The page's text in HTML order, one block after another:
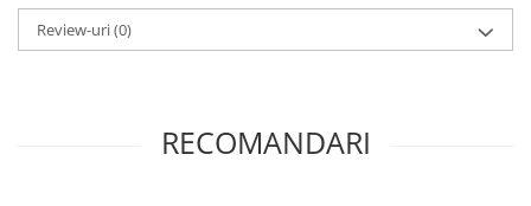
buzunar si iesire pentru sistemul de hidratare
buzunar frontal elastic
spate reglabil
(lungime x latime x inaltime): (mm) 670 (l) x 290 (w)
Review-uri(0)
RECOMANDARI